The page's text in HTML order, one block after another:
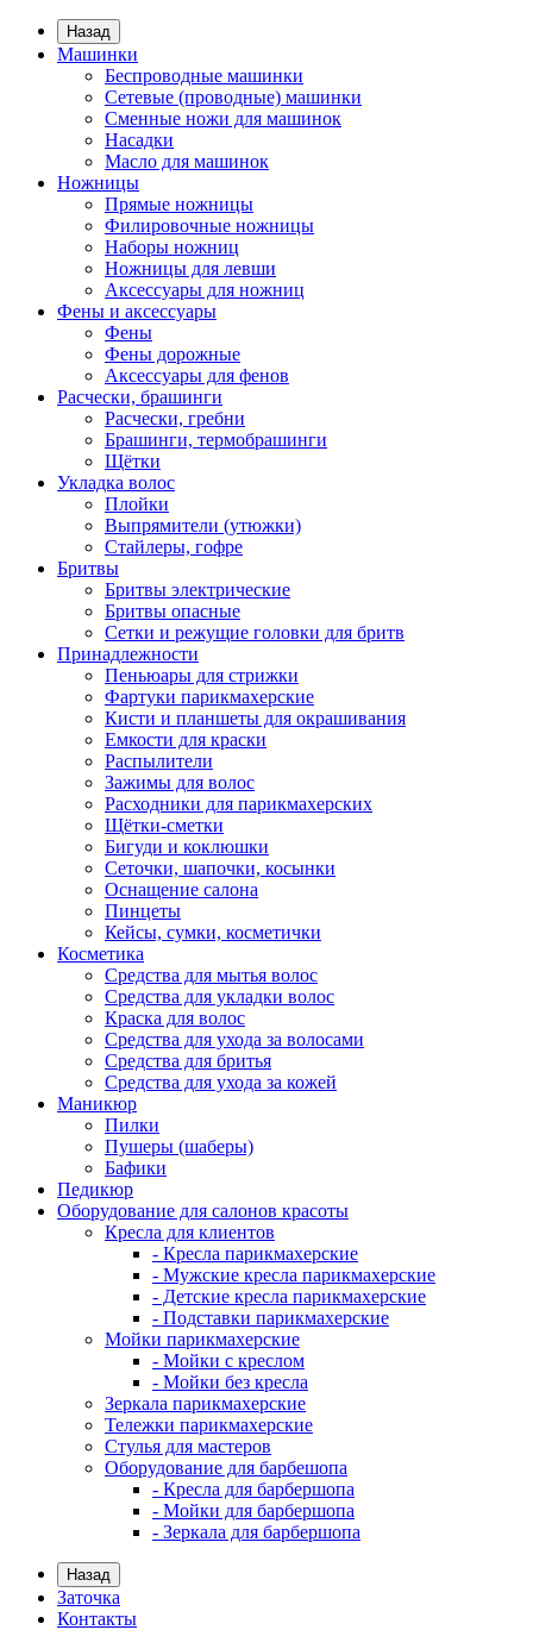
Назад
Машинки
Беспроводные машинки
Сетевые (проводные) машинки
Сменные ножи для машинок
Насадки
Масло для машинок
Ножницы
Прямые ножницы
Филировочные ножницы
Наборы ножниц
Ножницы для левши
Аксессуары для ножниц
Фены и аксессуары
Фены
Фены дорожные
Аксессуары для фенов
Расчески, брашинги
Расчески, гребни
Брашинги, термобрашинги
Щётки
Укладка волос
Плойки
Выпрямители (утюжки)
Стайлеры, гофре
Бритвы
Бритвы электрические
Бритвы опасные
Сетки и режущие головки для бритв
Принадлежности
Пеньюары для стрижки
Фартуки парикмахерские
Кисти и планшеты для окрашивания
Емкости для краски
Распылители
Зажимы для волос
Расходники для парикмахерских
Щётки-сметки
Бигуди и коклюшки
Сеточки, шапочки, косынки
Оснащение салона
Пинцеты
Кейсы, сумки, косметички
Косметика
Средства для мытья волос
Средства для укладки волос
Краска для волос
Средства для ухода за волосами
Средства для бритья
Средства для ухода за кожей
Маникюр
Пилки
Пушеры (шаберы)
Бафики
Педикюр
Оборудование для салонов красоты
Кресла для клиентов
- Кресла парикмахерские
- Мужские кресла парикмахерские
- Детские кресла парикмахерские
- Подставки парикмахерские
Мойки парикмахерские
- Мойки с креслом
- Мойки без кресла
Зеркала парикмахерские
Тележки парикмахерские
Стулья для мастеров
Оборудование для барбешопа
- Кресла для барбершопа
- Мойки для барбершопа
- Зеркала для барбершопа
Назад
Заточка
Контакты